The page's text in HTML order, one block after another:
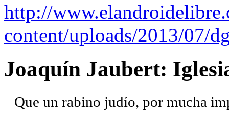
http://
content/uploads/2013/07/
Joaquín Jaubert:
Que un rabino judío, por mucha